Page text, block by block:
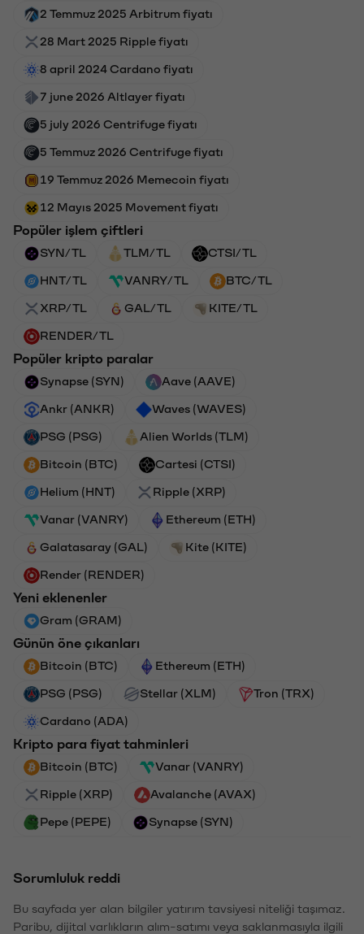
2 Temmuz 2025 Arbitrum fiyatı
28 Mart 2025 Ripple fiyatı
8 april 2024 Cardano fiyatı
7 june 2026 Altlayer fiyatı
5 july 2026 Centrifuge fiyatı
5 Temmuz 2026 Centrifuge fiyatı
19 Temmuz 2026 Memecoin fiyatı
12 Mayıs 2025 Movement fiyatı
Popüler işlem çiftleri
SYN/TL TLM/TL CTSI/TL
HNT/TL VANRY/TL BTC/TL
XRP/TL GAL/TL KITE/TL
RENDER/TL
Popüler kripto paralar
Synapse (SYN) Aave (AAVE)
Ankr (ANKR) Waves (WAVES)
PSG (PSG) Alien Worlds (TLM)
Bitcoin (BTC) Cartesi (CTSI)
Helium (HNT) Ripple (XRP)
Vanar (VANRY) Ethereum (ETH)
Galatasaray (GAL) Kite (KITE)
Render (RENDER)
Yeni eklenenler
Gram (GRAM)
Günün öne çıkanları
Bitcoin (BTC) Ethereum (ETH)
PSG (PSG) Stellar (XLM) Tron (TRX)
Cardano (ADA)
Kripto para fiyat tahminleri
Bitcoin (BTC) Vanar (VANRY)
Ripple (XRP) Avalanche (AVAX)
Pepe (PEPE) Synapse (SYN)
Sorumluluk reddi
Bu sayfada yer alan bilgiler yatırım tavsiyesi niteliği taşımaz.
Paribu, dijital varlıkların alım-satımı veya saklanmasıyla ilgili